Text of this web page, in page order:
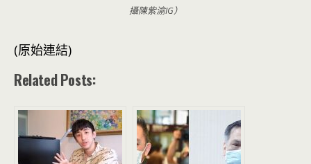
攝陳紫渝IG）
(原始連結)
Related Posts: